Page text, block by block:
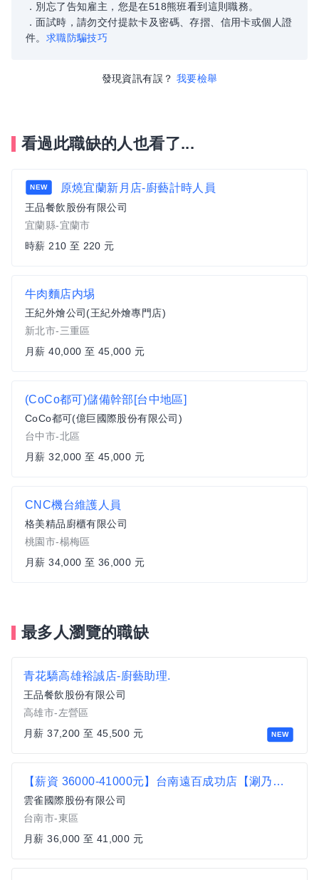
．別忘了告知雇主，您是在518熊班看到這則職務。
．面試時，請勿交付提款卡及密碼、存摺、信用卡或個人證
件。 求職防騙技巧
發現資訊有誤？ 我要檢舉
看過此職缺的人也看了...
NEW 原燒宜蘭新月店-廚藝計時人員
王品餐飲股份有限公司
宜蘭縣-宜蘭市
時薪 210 至 220 元
牛肉麵店内埸
王紀外燴公司(王紀外燴專門店)
新北市-三重區
月薪 40,000 至 45,000 元
(CoCo都可)儲備幹部[台中地區]
CoCo都可(億巨國際股份有限公司)
台中市-北區
月薪 32,000 至 45,000 元
CNC機台維護人員
格美精品廚櫃有限公司
桃園市-楊梅區
月薪 34,000 至 36,000 元
最多人瀏覽的職缺
NEW
青花驕高雄裕誠店-廚藝助理.
王品餐飲股份有限公司
高雄市-左營區
月薪 37,200 至 45,500 元
【薪資 36000-41000元】台南遠百成功店【涮乃葉】日式火鍋營運正職人員
雲雀國際股份有限公司
台南市-東區
月薪 36,000 至 41,000 元